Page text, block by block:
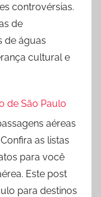
controvérsias.
de
de águas
cultural e
de São Paulo
aéreas
as listas
para você
Este post
para destinos